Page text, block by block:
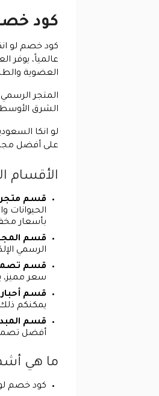
كود
كود خصم لو انكا 2026 أو ما يطلق عليه أحدث
عالمياً، يوفر
العضوية
المتجر
الشرق
لو انكا
على أفضل
الأقسام
قسم متجر
الحيوانات
بأسعار
قسم
الرسمي
قسم
سعر مميز،
قسم
يمكنكم ذلك
قسم
أفضل
ما هي
كود خصم لو